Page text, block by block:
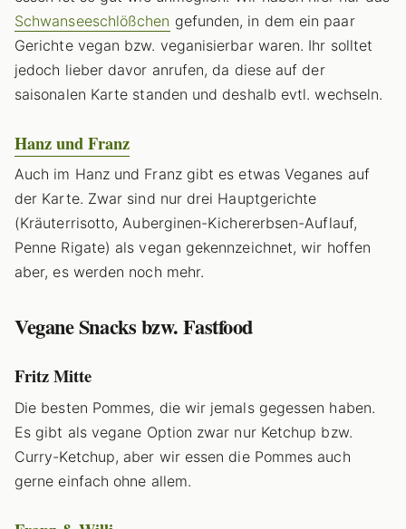
Schwanseeschlößchen gefunden, in dem ein paar
Gerichte vegan bzw. veganisierbar waren. Ihr solltet
jedoch lieber davor anrufen, da diese auf der
saisonalen Karte standen und deshalb evtl. wechseln.
Hanz und Franz
Auch im Hanz und Franz gibt es etwas Veganes auf
der Karte. Zwar sind nur drei Hauptgerichte
(Kräuterrisotto, Auberginen-Kichererbsen-Auflauf,
Penne Rigate) als vegan gekennzeichnet, wir hoffen
aber, es werden noch mehr.
Vegane Snacks bzw. Fastfood
Fritz Mitte
Die besten Pommes, die wir jemals gegessen haben.
Es gibt als vegane Option zwar nur Ketchup bzw.
Curry-Ketchup, aber wir essen die Pommes auch
gerne einfach ohne allem.